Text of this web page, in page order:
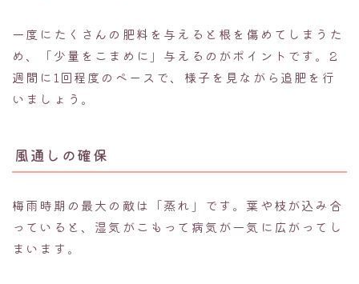
一度にたくさんの肥料を与えると根を傷めてしまうた
め、「少量をこまめに」与えるのがポイントです。2
週間に1回程度のペースで、様子を見ながら追肥を行
いましょう。
風通しの確保
梅雨時期の最大の敵は「蒸れ」です。葉や枝が込み合
っていると、湿気がこもって病気が一気に広がってし
まいます。